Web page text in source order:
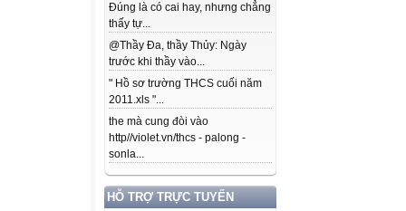
Đúng là có cai hay, nhưng chẳng
thấy tự...
@Thầy Đa, thầy Thủy: Ngày
trước khi thầy vào...
" Hồ sơ trường THCS cuối năm
2011.xls "...
the mà cung đòi vào
http//violet.vn/thcs - palong -
sonla...
HỖ TRỢ TRỰC TUYẾN